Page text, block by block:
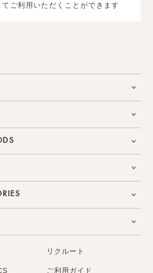
てご利用いただくことができます
リクルート
ご利用ガイド